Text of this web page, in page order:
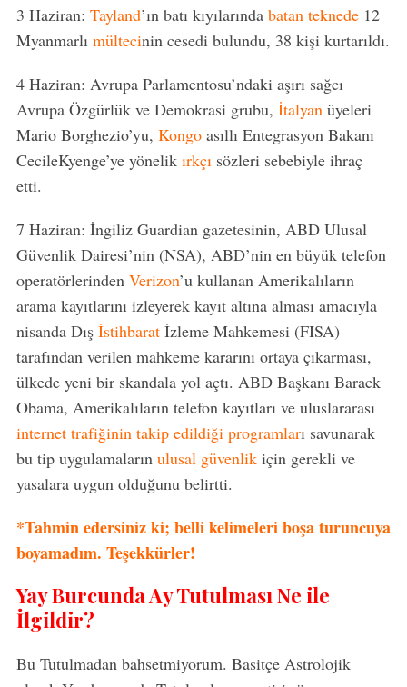
3 Haziran: Tayland’ın batı kıyılarında batan teknede12
Myanmarlı mültecinin cesedi bulundu, 38 kişi kurtarıldı.
4 Haziran: Avrupa Parlamentosu’ndaki aşırı sağcı
Avrupa Özgürlük ve Demokrasi grubu, İtalyanüyeleri
Mario Borghezio’yu, Kongoasıllı Entegrasyon Bakanı
CecileKyenge’ye yönelik ırkçısözleri sebebiyle ihraç
etti.
7 Haziran: İngiliz Guardian gazetesinin, ABD Ulusal
Güvenlik Dairesi’nin (NSA), ABD’nin en büyük telefon
operatörlerinden Verizon’u kullanan Amerikalıların
arama kayıtlarını izleyerek kayıt altına alması amacıyla
nisanda Dış İstihbaratİzleme Mahkemesi (FISA)
tarafından verilen mahkeme kararını ortaya çıkarması,
ülkede yeni bir skandala yol açtı. ABD Başkanı Barack
Obama, Amerikalıların telefon kayıtları ve uluslararası
internet trafiğinin takip edildiği programları savunarak
bu tip uygulamalarınulusal güvenlikiçin gerekli ve
yasalara uygun olduğunu belirtti.
*Tahmin edersiniz ki; belli kelimeleri boşa turuncuya
boyamadım. Teşekkürler!
Yay Burcunda Ay Tutulması Ne ile
İlgildir?
Bu Tutulmadan bahsetmiyorum. Basitçe Astrolojik